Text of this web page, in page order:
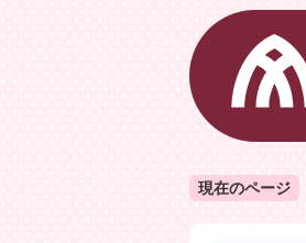
現在のページ